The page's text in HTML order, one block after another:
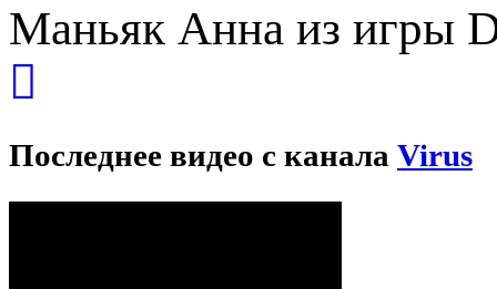
Маньяк Анна из игры
Последнее видео с канала Virus